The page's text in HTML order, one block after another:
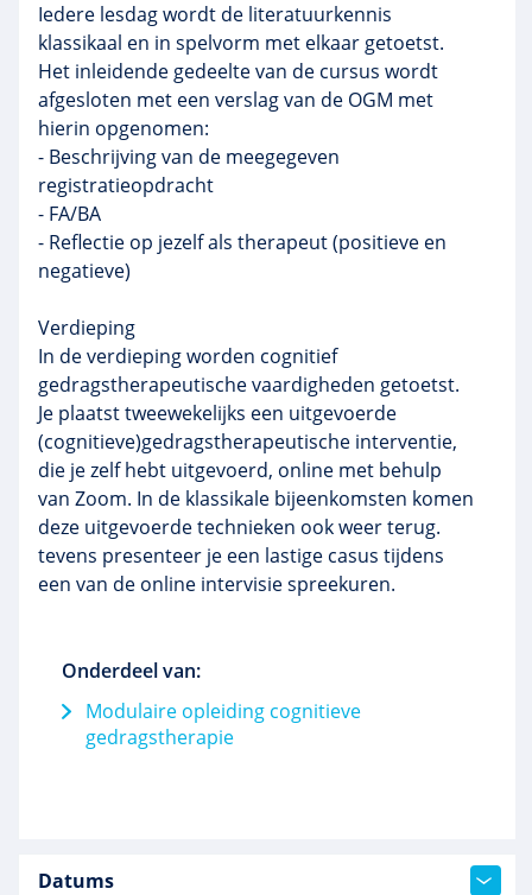
Iedere lesdag wordt de literatuurkennis
klassikaal en in spelvorm met elkaar getoetst.
Het inleidende gedeelte van de cursus wordt
afgesloten met een verslag van de OGM met
hierin opgenomen:
- Beschrijving van de meegegeven
registratieopdracht
- FA/BA
- Reflectie op jezelf als therapeut (positieve en
negatieve)
Verdieping
In de verdieping worden cognitief
gedragstherapeutische vaardigheden getoetst.
Je plaatst tweewekelijks een uitgevoerde
(cognitieve)gedragstherapeutische interventie,
die je zelf hebt uitgevoerd, online met behulp
van Zoom. In de klassikale bijeenkomsten komen
deze uitgevoerde technieken ook weer terug.
tevens presenteer je een lastige casus tijdens
een van de online intervisie spreekuren.
Onderdeel van:
Modulaire opleiding cognitieve
gedragstherapie
Datums